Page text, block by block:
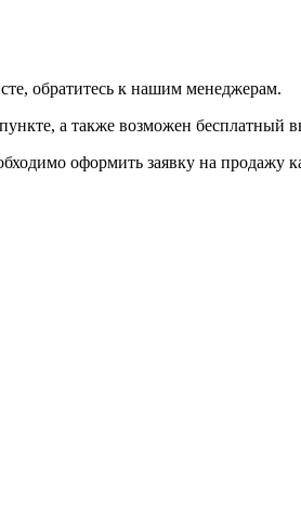
обратитесь к нашим менеджерам.
а также возможен бесплатный
оформить заявку на продажу